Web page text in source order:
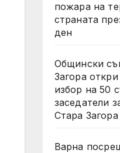
пожара на
страната
ден
Общински
Загора
избор на 50
заседатели
Стара Загора
Варна